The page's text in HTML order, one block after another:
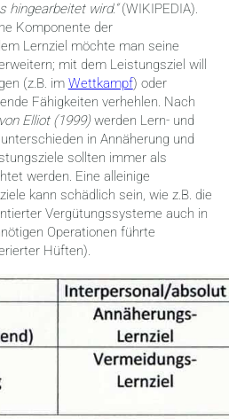
hingearbeitet wird.“(WIKIPEDIA).
Komponente der
Lernziel möchte man seine
mit dem Leistungsziel will
(z.B. im Wettkampf) oder
Fähigkeiten verhehlen. Nach
Elliot (1999)werden Lern- und
in Annäherung und
sollten immer als
werden. Eine alleinige
kann schädlich sein, wie z.B. die
Vergütungssysteme auch in
Operationen führte
Hüften).